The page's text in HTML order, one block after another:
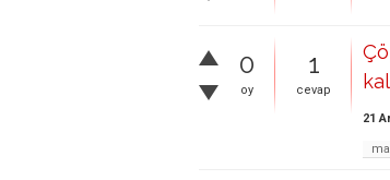
0
oy
1
cevap
21